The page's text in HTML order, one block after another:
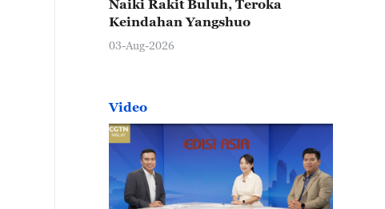
Naiki Rakit Buluh, Teroka
Keindahan Yangshuo
03-Aug-2026
Video